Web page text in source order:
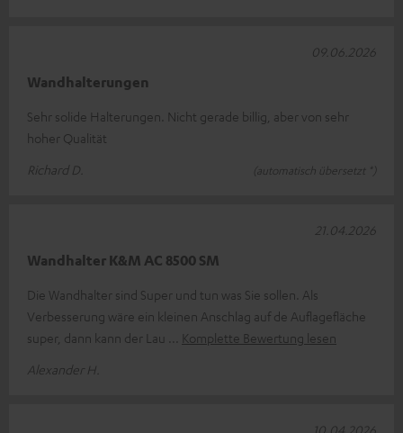
Wandhalterungen
Sehr solide Halterungen. Nicht gerade billig, aber von sehr
hoher Qualität
Richard D.
(automatisch übersetzt *)
09.06.2026
Wandhalter K&M AC 8500 SM
Die Wandhalter sind Super und tun was Sie sollen. Als
Verbesserung wäre ein kleinen Anschlag auf de Auflagefläche
super, dann kann der Lau
Komplette Bewertung lesen
Alexander H.
21.04.2026
10.04.2026